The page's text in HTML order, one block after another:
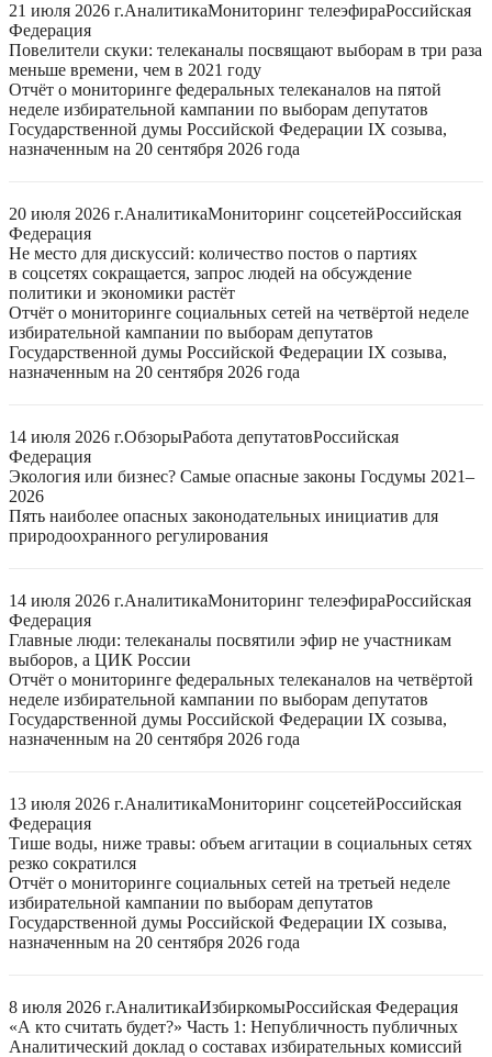
21 июля 2026 г.АналитикаМониторинг телеэфираРоссийская
Федерация
Повелители скуки: телеканалы посвящают выборам в три раза
меньше времени, чем в 2021 году
Отчёт о мониторинге федеральных телеканалов на пятой
неделе избирательной кампании по выборам депутатов
Государственной думы Российской Федерации IX созыва,
назначенным на 20 сентября 2026 года
20 июля 2026 г.АналитикаМониторинг соцсетейРоссийская
Федерация
Не место для дискуссий: количество постов о партиях
в соцсетях сокращается, запрос людей на обсуждение
политики и экономики растёт
Отчёт о мониторинге социальных сетей на четвёртой неделе
избирательной кампании по выборам депутатов
Государственной думы Российской Федерации IX созыва,
назначенным на 20 сентября 2026 года
14 июля 2026 г.ОбзорыРабота депутатовРоссийская
Федерация
Экология или бизнес? Самые опасные законы Госдумы 2021–
2026
Пять наиболее опасных законодательных инициатив для
природоохранного регулирования
14 июля 2026 г.АналитикаМониторинг телеэфираРоссийская
Федерация
Главные люди: телеканалы посвятили эфир не участникам
выборов, а ЦИК России
Отчёт о мониторинге федеральных телеканалов на четвёртой
неделе избирательной кампании по выборам депутатов
Государственной думы Российской Федерации IX созыва,
назначенным на 20 сентября 2026 года
13 июля 2026 г.АналитикаМониторинг соцсетейРоссийская
Федерация
Тише воды, ниже травы: объем агитации в социальных сетях
резко сократился
Отчёт о мониторинге социальных сетей на третьей неделе
избирательной кампании по выборам депутатов
Государственной думы Российской Федерации IX созыва,
назначенным на 20 сентября 2026 года
8 июля 2026 г.АналитикаИзбиркомыРоссийская Федерация
«А кто считать будет?» Часть 1: Непубличность публичных
Аналитический доклад о составах избирательных комиссий